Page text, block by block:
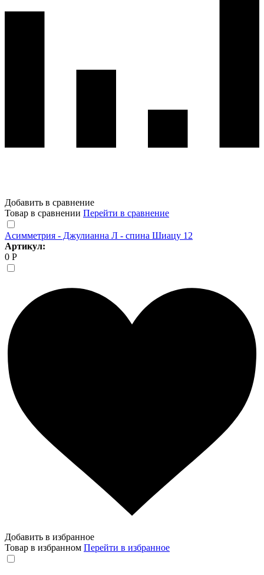
Добавить в сравнение
Товар в сравнении Перейти в сравнение
Асимметрия - Джулианна Л - спина Шиацу 12
Артикул:
0 Р
Добавить в избранное
Товар в избранном Перейти в избранное